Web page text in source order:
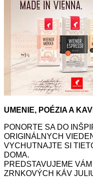
UMENIE, POÉZIA A
PONORTE SA DO
ORIGINÁLNYCH
VYCHUTNAJTE SI
DOMA.
PREDSTAVUJEME
ZRNKOVÝCH KÁV